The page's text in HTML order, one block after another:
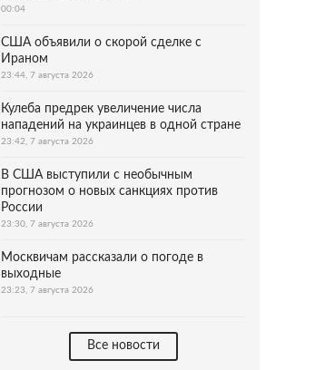
00:04
США объявили о скорой сделке с
Ираном
23:44, 7 августа 2026
Кулеба предрек увеличение числа
нападений на украинцев в одной стране
23:42, 7 августа 2026
В США выступили с необычным
прогнозом о новых санкциях против
России
23:30, 7 августа 2026
Москвичам рассказали о погоде в
выходные
23:23, 7 августа 2026
Все новости